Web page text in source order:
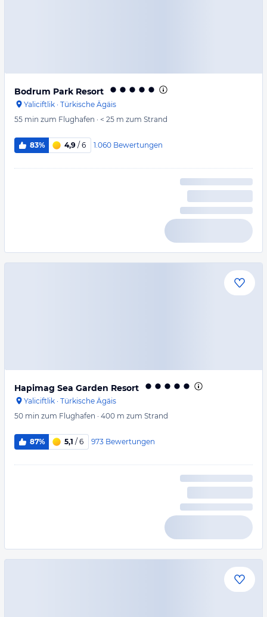
Bodrum Park Resort
Yaliciftlik · Türkische Ägäis
55 min zum Flughafen · < 25 m zum Strand
83% 4,9 / 6 1.060 Bewertungen
Hapimag Sea Garden Resort
Yaliciftlik · Türkische Ägäis
50 min zum Flughafen · 400 m zum Strand
87% 5,1 / 6 973 Bewertungen